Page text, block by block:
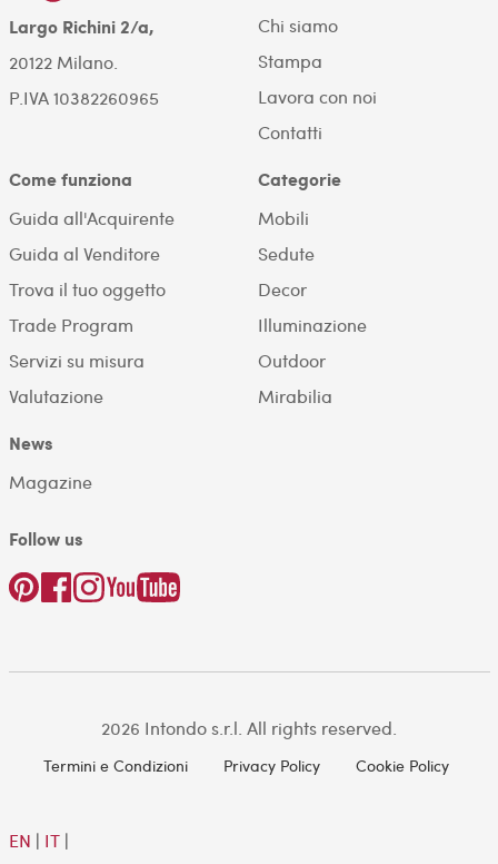
Largo Richini 2/a,
20122 Milano.
P.IVA 10382260965
Chi siamo
Stampa
Lavora con noi
Contatti
Come funziona
Guida all'Acquirente
Guida al Venditore
Trova il tuo oggetto
Trade Program
Servizi su misura
Valutazione
Categorie
Mobili
Sedute
Decor
Illuminazione
Outdoor
Mirabilia
News
Magazine
Follow us
2026 Intondo s.r.l. All rights reserved.
Termini e Condizioni Privacy Policy Cookie Policy
EN | IT|